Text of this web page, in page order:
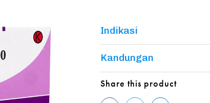
Indikasi
Kandungan
Share this product